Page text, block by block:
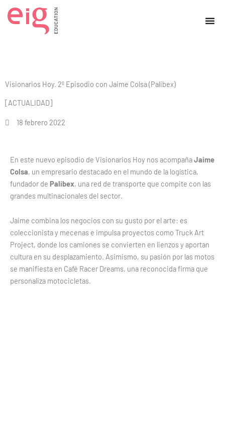
Visionarios Hoy. 2º Episodio con Jaime Colsa (Palibex)
[ACTUALIDAD]
18 febrero 2022
En este nuevo episodio de Visionarios Hoy nos acompañaJaime
Colsa, un empresario destacado en el mundo de la logística,
fundador de Palibex, una red de transporte que compite con las
grandes multinacionales del sector.
Jaime combina los negocios con su gusto por el arte: es
coleccionista y mecenas e impulsa proyectos como Truck Art
Project, donde los camiones se convierten en lienzos y aportan
cultura en su desplazamiento. Asimismo, su pasión por las motos
se manifiesta en Café Racer Dreams, una reconocida firma que
personaliza motocicletas.